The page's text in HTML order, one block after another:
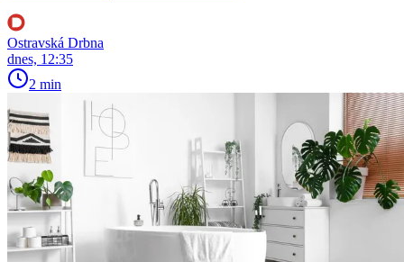
Ostravská Drbna
dnes, 12:35
2 min